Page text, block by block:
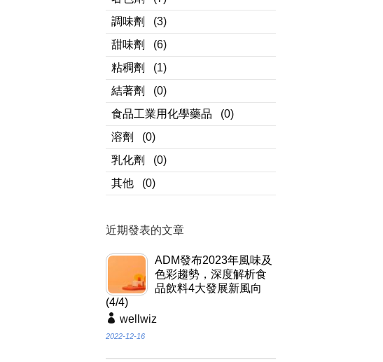
調味劑
(3)
甜味劑
(6)
粘稠劑
(1)
結著劑
(0)
食品工業用化學藥品
(0)
溶劑
(0)
乳化劑
(0)
其他
(0)
近期發表的文章
ADM發布2023年風味及
色彩趨勢，深度解析食
品飲料4大發展新風向
(4/4)
wellwiz
2022-12-16